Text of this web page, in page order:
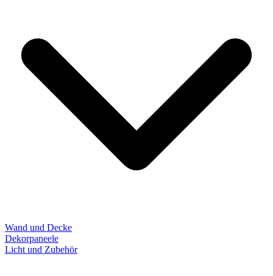
Wand und Decke
Dekorpaneele
Licht und Zubehör